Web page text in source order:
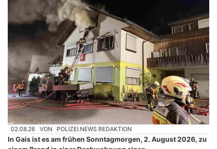
02.08.26 VON POLIZEI.NEWS REDAKTION
In Gais ist es am frühen Sonntagmorgen, 2. August 2026, zu